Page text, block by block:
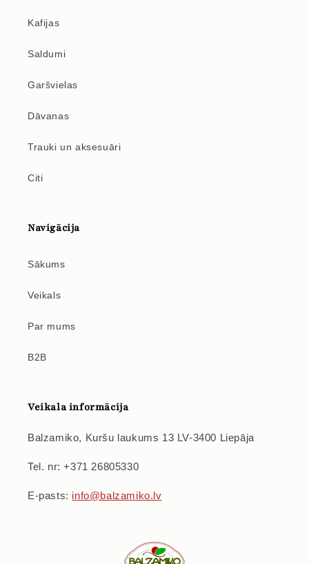
Kafijas
Saldumi
Garšvielas
Dāvanas
Trauki un aksesuāri
Citi
Navigācija
Sākums
Veikals
Par mums
B2B
Veikala informācija
Balzamiko, Kuršu laukums 13 LV-3400 Liepāja
Tel. nr: +371 26805330
E-pasts: info@balzamiko.lv